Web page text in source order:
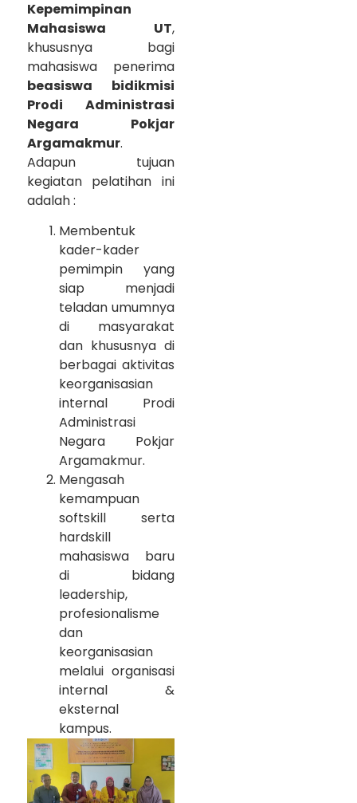
Kepemimpinan
Mahasiswa UT,
khususnya bagi
mahasiswa penerima
beasiswa bidikmisi
Prodi Administrasi
Negara Pokjar
Argamakmur.
Adapun tujuan
kegiatan pelatihan ini
adalah :
Membentuk
kader-kader
pemimpin yang
siap menjadi
teladan umumnya
di masyarakat
dan khususnya di
berbagai aktivitas
keorganisasian
internal Prodi
Administrasi
Negara Pokjar
Argamakmur.
Mengasah
kemampuan
softskill serta
hardskill
mahasiswa baru
di bidang
leadership,
profesionalisme
dan
keorganisasian
melalui organisasi
internal &
eksternal
kampus.